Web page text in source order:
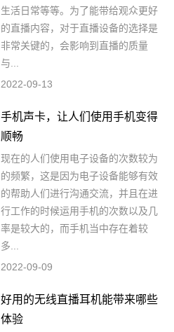
生活日常等等。为了能带给观众更好
的直播内容，对于直播设备的选择是
非常关键的，会影响到直播的质量
与...
2022-09-13
手机声卡，让人们使用手机变得
顺畅
现在的人们使用电子设备的次数较为
的频繁，这是因为电子设备能够有效
的帮助人们进行沟通交流，并且在进
行工作的时候运用手机的次数以及几
率是较大的，而手机当中存在着较
多...
2022-09-09
好用的无线直播耳机能带来哪些
体验